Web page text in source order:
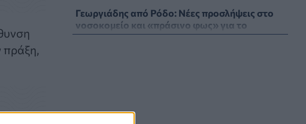
Γεωργιάδης από Ρόδο: Νέες προσλήψεις στο
νοσοκομείο και «πράσινο φως» για το
ακτινοθεραπευτικό κέντρο